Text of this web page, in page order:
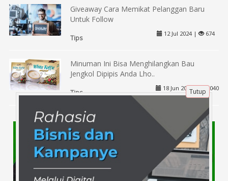
Giveaway Cara Memikat Pelanggan Baru
Untuk Follow
Tips
12 Jul 2024 | 674
Minuman Ini Bisa Menghilangkan Bau
Jengkol Dipipis Anda Lho..
Tips
18 Jun 2020 | 2040
Tutup